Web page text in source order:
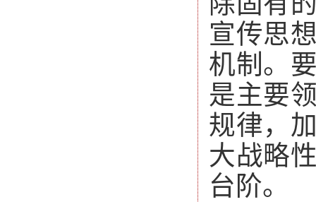
宣传思
机制。
是主要
规律，
大战略
台阶。